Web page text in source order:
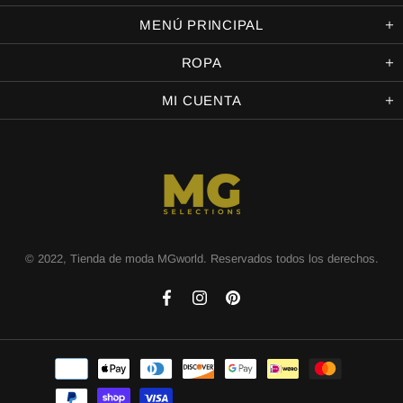
MENÚ PRINCIPAL
ROPA
MI CUENTA
© 2022, Tienda de moda MGworld. Reservados todos los derechos.